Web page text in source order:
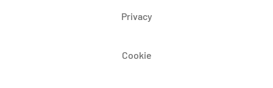
Privacy
Cookie